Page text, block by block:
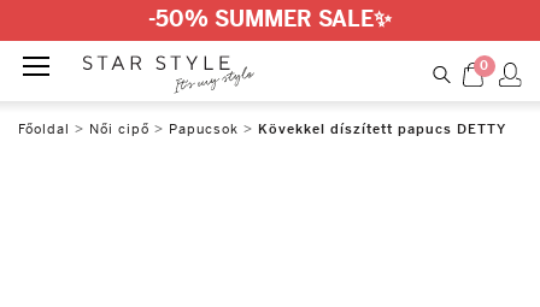
-50% SUMMER SALE✨
0
Főoldal > Női cipő > Papucsok > Kövekkel díszített papucs DETTY